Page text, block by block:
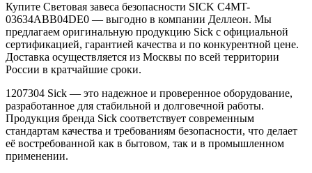
Купите Световая завеса безопасности SICK C4MT-
03634ABB04DE0 — выгодно в компании Деллеон. Мы
предлагаем оригинальную продукцию Sick с официальной
сертификацией, гарантией качества и по конкурентной цене.
Доставка осуществляется из Москвы по всей территории
России в кратчайшие сроки.
1207304 Sick — это надежное и проверенное оборудование,
разработанное для стабильной и долговечной работы.
Продукция бренда Sick соответствует современным
стандартам качества и требованиям безопасности, что делает
её востребованной как в бытовом, так и в промышленном
применении.